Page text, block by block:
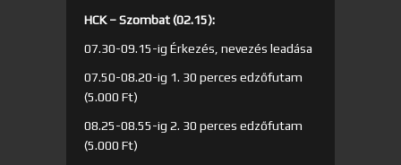
HCK – Szombat (02.15):
07.30-09.15-ig Érkezés, nevezés leadása
07.50-08.20-ig 1. 30 perces edzőfutam
(5.000 Ft)
08.25-08.55-ig 2. 30 perces edzőfutam
(5.000 Ft)